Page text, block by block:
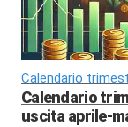
Calendario
Calendario
uscita aprile-